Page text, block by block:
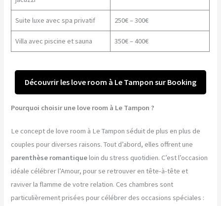
Suite luxe avec spa privatif 250€ – 300€
Villa avec piscine et sauna 350€ – 400€
Découvrir les love room à Le Tampon sur Booking
Pourquoi choisir une love room à Le Tampon ?
Le concept de love room à Le Tampon séduit de plus en plus de
couples pour diverses raisons. Tout d’abord, elles offrent une
parenthèse romantiqueloin du stress quotidien. C’est l’occasion
idéale célébrer l’Amour, pour se retrouver en tête-à-tête et
raviver la flamme de votre relation. Ces chambres sont
particulièrement prisées pour célébrer des occasions spéciales :